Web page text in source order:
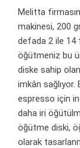
Melitta
makinesi, 200
defada 2 ile 14
öğütmeniz bu
diske sahip
imkân
espresso için
daha iri
öğütme diski,
olarak